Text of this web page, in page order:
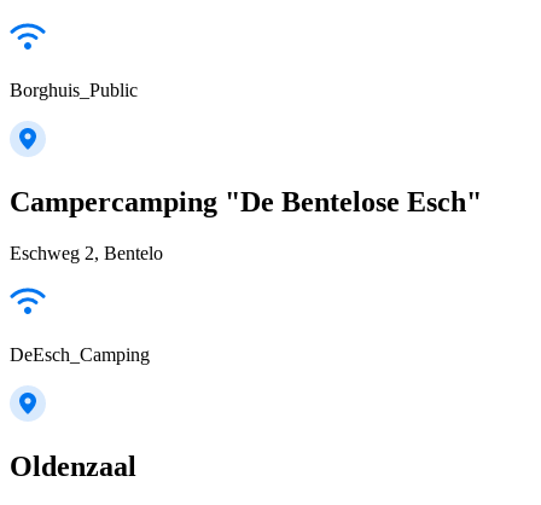
Borghuis_Public
Campercamping "De Bentelose Esch"
Eschweg 2, Bentelo
DeEsch_Camping
Oldenzaal